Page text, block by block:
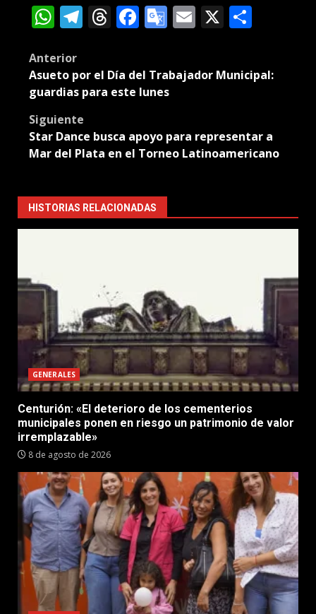
WhatsApp
Telegram
Threads
Facebook
Google
Email
X
Post
navigation
Anterior
Asueto por el Día del Trabajador Municipal:
guardias para este lunes
Siguiente
Star Dance busca apoyo para representar a
Mar del Plata en el Torneo Latinoamericano
HISTORIAS RELACIONADAS
GENERALES
Centurión: «El deterioro de los cementerios
municipales ponen en riesgo un patrimonio de valor
irremplazable»
8 de agosto de 2026